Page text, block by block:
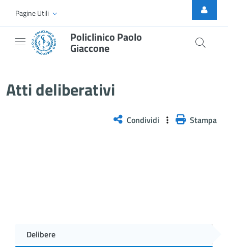
Skip to Main Content
Pagine Utili
Policlinico Paolo
Giaccone
Atti deliberativi
Condividi Stampa
Delibere